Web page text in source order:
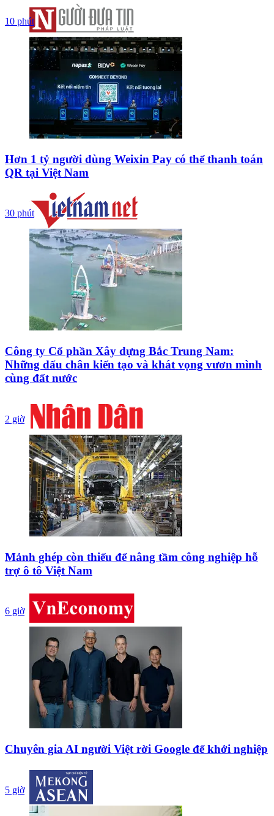
10 phút
Hơn 1 tỷ người dùng Weixin Pay có thể thanh toán
QR tại Việt Nam
30 phút
Công ty Cổ phần Xây dựng Bắc Trung Nam:
Những dấu chân kiến tạo và khát vọng vươn mình
cùng đất nước
2 giờ
Mảnh ghép còn thiếu để nâng tầm công nghiệp hỗ
trợ ô tô Việt Nam
6 giờ
Chuyên gia AI người Việt rời Google để khởi nghiệp
5 giờ